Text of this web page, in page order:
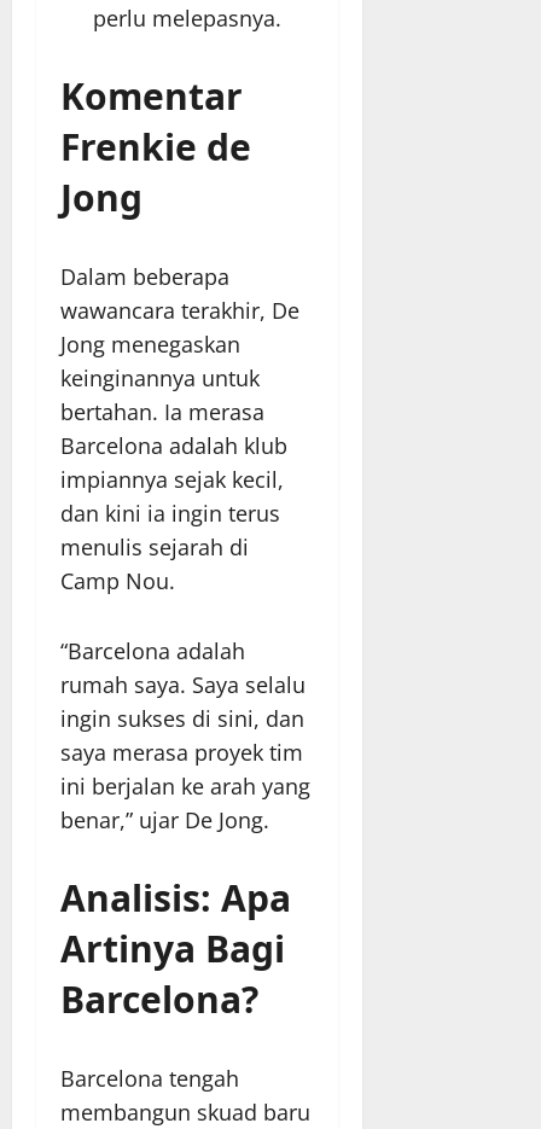
perlu melepasnya.
Komentar
Frenkie de
Jong
Dalam beberapa
wawancara terakhir, De
Jong menegaskan
keinginannya untuk
bertahan. Ia merasa
Barcelona adalah klub
impiannya sejak kecil,
dan kini ia ingin terus
menulis sejarah di
Camp Nou.
“Barcelona adalah
rumah saya. Saya selalu
ingin sukses di sini, dan
saya merasa proyek tim
ini berjalan ke arah yang
benar,” ujar De Jong.
Analisis: Apa
Artinya Bagi
Barcelona?
Barcelona tengah
membangun skuad baru